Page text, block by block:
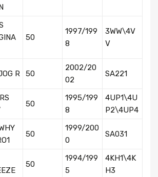
50
1997/199
8
3WW\4V
V
R 50
2002/20
02
SA221
50
1995/199
8
4UP1\4U
P2\4UP4
50
1999/200
0
SA031
50
1994/199
5
4KH1\4K
H3